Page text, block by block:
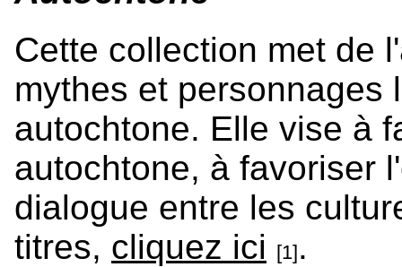
Cette collection met de
mythes et personnages
autochtone. Elle vise à
autochtone, à favoriser
dialogue entre les
titres, cliquez ici [1].